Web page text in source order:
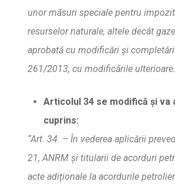
unor măsuri speciale pentru
resurselor naturale, altele decât
aprobata cu modificăriși completă
261/2013, cu modificările
Articolul 34 se modifică și va
cuprins:
“Art. 34. – În vederea aplicării
21, ANRMși titularii de acorduri
acte adiționale la acordurile